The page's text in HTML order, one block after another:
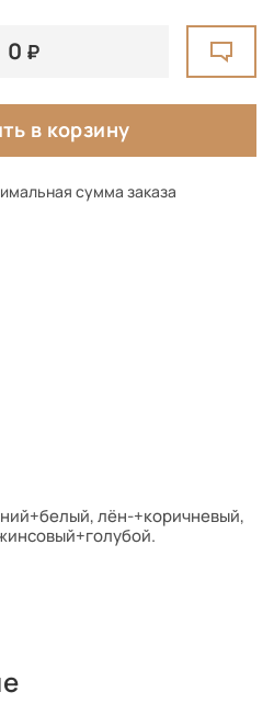
0
в корзину
сумма заказа
лён-+коричневый,